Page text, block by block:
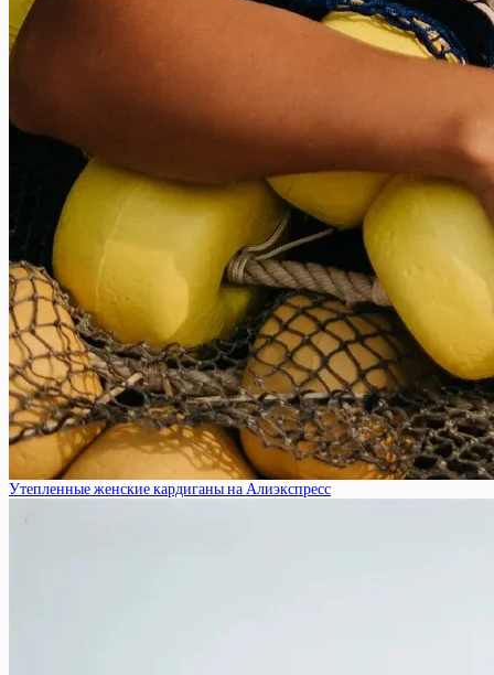
Утепленные женские кардиганы на Алиэкспресс